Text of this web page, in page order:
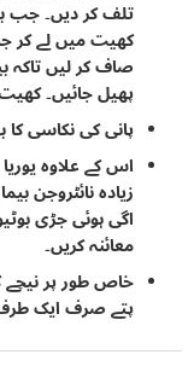
تلف کر دیں۔ جب بھی
کھیت میں لے کر
صاف کر لیں تاکہ
پھیل جائیں۔ کھیت میں
پانی کی نکاسی کا بہتر
اس کے علاوہ یوریا کھاد
زیادہ نائٹروجن بیماری
اگی ہوئی جڑی بوٹیوں
معائنہ کریں۔
خاص طور پر نیچے کے
پتے صرف ایک طرف سے